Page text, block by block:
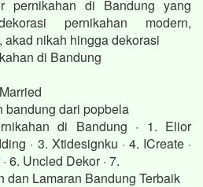
pernikahan di Bandung yang
pernikahan modern,
nikah hingga dekorasi
di Bandung
bandung dari popbela
di Bandung · 1. Elior
· 3. Xtidesignku · 4. ICreate ·
6. Uncled Dekor · 7.
dan Lamaran Bandung Terbaik